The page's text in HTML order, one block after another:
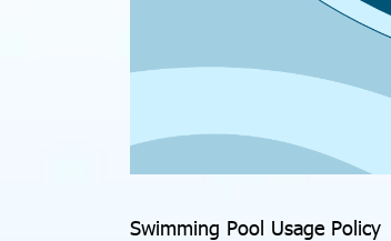
Swimming Pool Usage Policy